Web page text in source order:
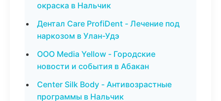
окраска в Нальчик
Дентал Care ProfiDent - Лечение под
наркозом в Улан-Удэ
ООО Media Yellow - Городские
новости и события в Абакан
Center Silk Body - Антивозрастные
программы в Нальчик